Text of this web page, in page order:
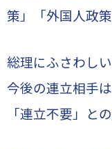
策」「外国人政策
総理にふさわし
今後の連立相手
「連立不要」と